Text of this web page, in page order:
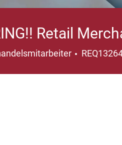
Retail